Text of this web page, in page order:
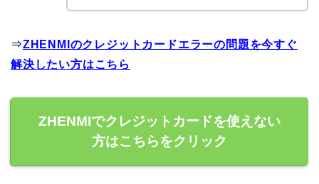
⇒ZHENMIのクレジットカードエラーの問題を今すぐ
解決したい方はこちら
ZHENMIでクレジットカードを使えない
方はこちらをクリック